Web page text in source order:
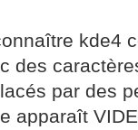
kde4
des
par des
apparaît